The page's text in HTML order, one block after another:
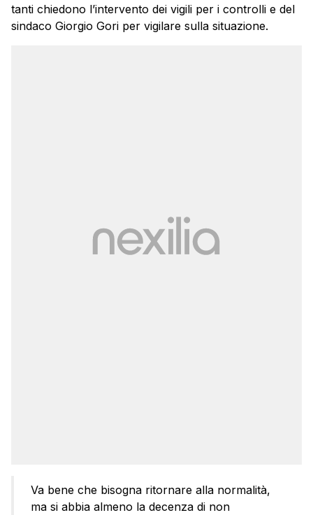
tanti chiedono l’intervento dei vigili per i controlli e del
sindaco Giorgio Gori per vigilare sulla situazione.
Va bene che bisogna ritornare alla normalità,
ma si abbia almeno la decenza di non